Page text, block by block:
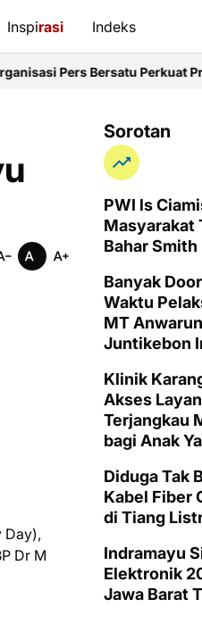
Inspirasi Indeks
Perkuat Profesionalisme
Day),
Dr M
Sorotan
PWI ls
Masyarakat
Bahar Smith
Banyak
Waktu
MT
Juntikebon
Klinik
Akses
Terjangkau
bagi Anak
Diduga Tak
Kabel Fiber
di Tiang
Indramayu
Elektronik
Jawa Barat